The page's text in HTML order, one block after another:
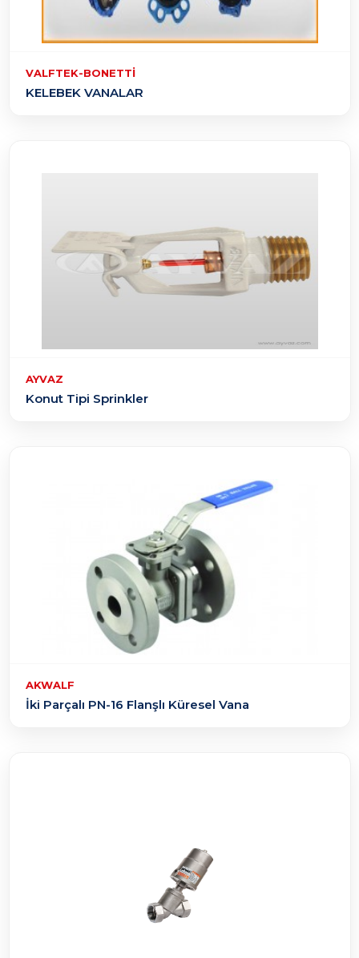
VALFTEK-BONETTI
KELEBEK VANALAR
AYVAZ
Konut Tipi Sprinkler
AKWALF
İki Parçalı PN-16 Flanşlı Küresel Vana